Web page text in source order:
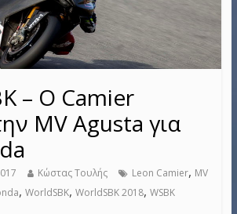
– Ο Camier
MV Agusta για
Κώστας Τουλής Leon Camier, MV
, WorldSBK, WorldSBK 2018, WSBK